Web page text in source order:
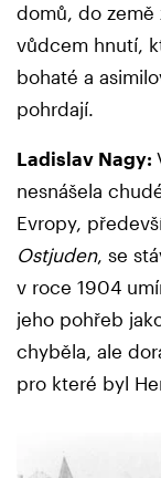
domů, do země
vůdcem hnutí,
bohaté a
pohrdají.
Ladislav Nagy:
nesnášela
Evropy,
Ostjuden, se
v roce 1904
jeho pohřeb
chyběla, ale
pro které byl